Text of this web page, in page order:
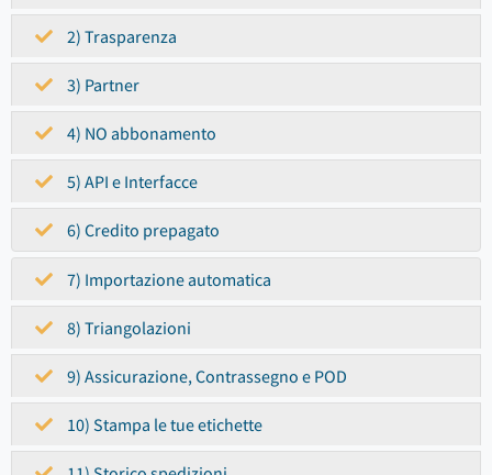
2) Trasparenza
3) Partner
4) NO abbonamento
5) API e Interfacce
6) Credito prepagato
7) Importazione automatica
8) Triangolazioni
9) Assicurazione, Contrassegno e POD
10) Stampa le tue etichette